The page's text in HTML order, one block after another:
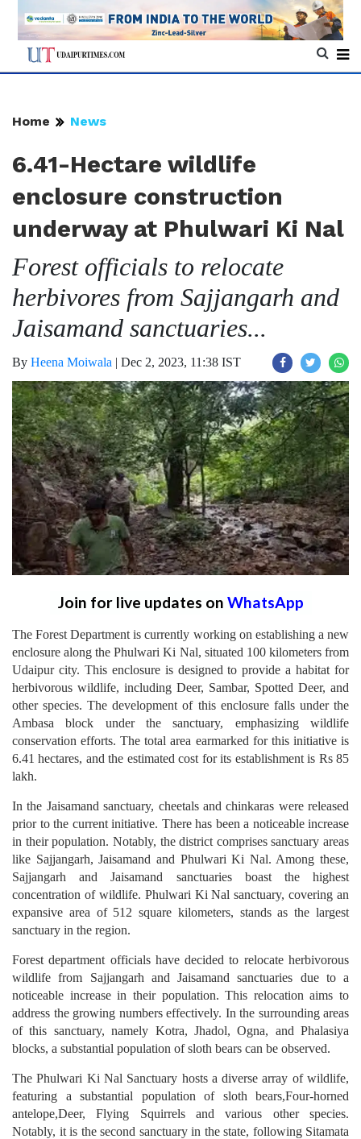
Home News
6.41-Hectare wildlife
enclosure construction
underway at Phulwari Ki Nal
Forest officials to relocate
herbivores from Sajjangarh and
Jaisamand sanctuaries...
By Heena Moiwala | Dec 2, 2023, 11:38 IST
Join for live updates on WhatsApp
The Forest Department is currently working on establishing a new
enclosure along the Phulwari Ki Nal, situated 100 kilometers from
Udaipur city. This enclosure is designed to provide a habitat for
herbivorous wildlife, including Deer, Sambar, Spotted Deer, and
other species. The development of this enclosure falls under the
Ambasa block under the sanctuary, emphasizing wildlife
conservation efforts. The total area earmarked for this initiative is
6.41 hectares, and the estimated cost for its establishment is Rs 85
lakh.
In the Jaisamand sanctuary, cheetals and chinkaras were released
prior to the current initiative. There has been a noticeable increase
in their population. Notably, the district comprises sanctuary areas
like Sajjangarh, Jaisamand and Phulwari Ki Nal. Among these,
Sajjangarh and Jaisamand sanctuaries boast the highest
concentration of wildlife. Phulwari Ki Nal sanctuary, covering an
expansive area of 512 square kilometers, stands as the largest
sanctuary in the region.
Forest department officials have decided to relocate herbivorous
wildlife from Sajjangarh and Jaisamand sanctuaries due to a
noticeable increase in their population. This relocation aims to
address the growing numbers effectively. In the surrounding areas
of this sanctuary, namely Kotra, Jhadol, Ogna, and Phalasiya
blocks, a substantial population of sloth bears can be observed.
The Phulwari Ki Nal Sanctuary hosts a diverse array of wildlife,
featuring a substantial population of sloth bears,Four-horned
antelope,Deer, Flying Squirrels and various other species.
Notably, it is the second sanctuary in the state, following Sitamata